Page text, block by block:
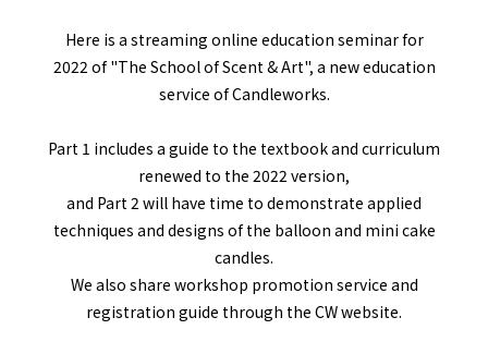
Here is a streaming online education seminar for
2022 of "The School of Scent & Art", a new education
service of Candleworks.
Part 1 includes a guide to the textbook and curriculum
renewed to the 2022 version,
and Part 2 will have time to demonstrate applied
techniques and designs of the balloon and mini cake
candles.
We also share workshop promotion service and
registration guide through the CW website.